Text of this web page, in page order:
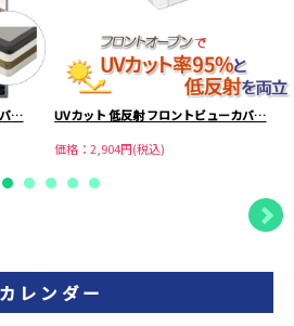
バ…
UVカット 低反射 フロントビューカバ…
価格：2,904円(税込)
カレンダー